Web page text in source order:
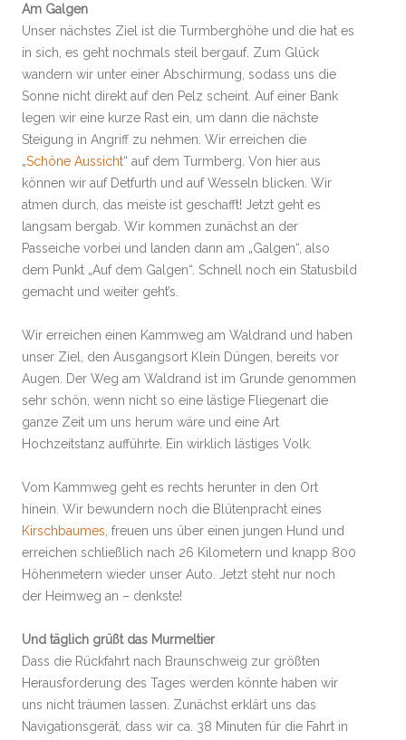
Am Galgen
Unser nächstes Ziel ist die Turmberghöhe und die hat es
in sich, es geht nochmals steil bergauf. Zum Glück
wandern wir unter einer Abschirmung, sodass uns die
Sonne nicht direkt auf den Pelz scheint. Auf einer Bank
legen wir eine kurze Rast ein, um dann die nächste
Steigung in Angriff zu nehmen. Wir erreichen die
„Schöne Aussicht“ auf dem Turmberg. Von hier aus
können wir auf Detfurth und auf Wesseln blicken. Wir
atmen durch, das meiste ist geschafft! Jetzt geht es
langsam bergab. Wir kommen zunächst an der
Passeiche vorbei und landen dann am „Galgen“, also
dem Punkt „Auf dem Galgen“. Schnell noch ein Statusbild
gemacht und weiter geht’s.
Wir erreichen einen Kammweg am Waldrand und haben
unser Ziel, den Ausgangsort Klein Düngen, bereits vor
Augen. Der Weg am Waldrand ist im Grunde genommen
sehr schön, wenn nicht so eine lästige Fliegenart die
ganze Zeit um uns herum wäre und eine Art
Hochzeitstanz aufführte. Ein wirklich lästiges Volk.
Vom Kammweg geht es rechts herunter in den Ort
hinein. Wir bewundern noch die Blütenpracht eines
Kirschbaumes , freuen uns über einen jungen Hund und
erreichen schließlich nach 26 Kilometern und knapp 800
Höhenmetern wieder unser Auto. Jetzt steht nur noch
der Heimweg an – denkste!
Und täglich grüßt das Murmeltier
Dass die Rückfahrt nach Braunschweig zur größten
Herausforderung des Tages werden könnte haben wir
uns nicht träumen lassen. Zunächst erklärt uns das
Navigationsgerät, dass wir ca. 38 Minuten für die Fahrt in